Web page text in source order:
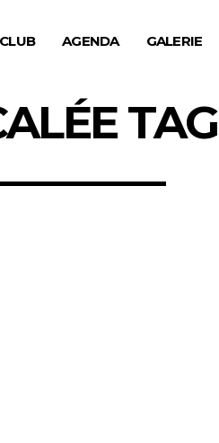
AGENDA GALERIE
TAG